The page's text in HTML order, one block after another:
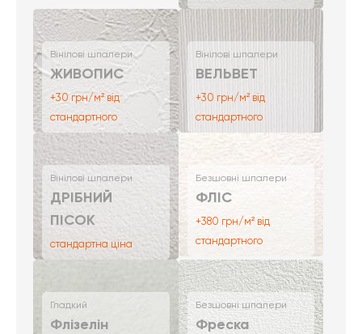
Вінілові шпалери
ЖИВОПИС
+30 грн/м² від
стандартного
Вінілові шпалери
ВЕЛЬВЕТ
+30 грн/м² від
стандартного
Вінілові шпалери
ДРІБНИЙ
ПІСОК
стандартна ціна
Безшовні шпалери
ФЛІС
+380 грн/м² від
стандартного
Гладкий
Флізелін
Безшовні шпалери
Фреска